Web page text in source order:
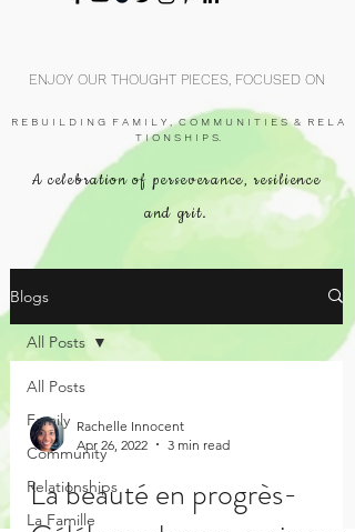
ENJOY OUR THOUGHT PIECES, FOCUSED ON
R E B U I L D I N G F A M I L Y , C O M M U N I T I E S & R E L A
T I O N S H I P S.
A celebration of perseverance, resilience
and grit.
Blogs
All Posts
Family
Community
Relationships
La Famille
All Posts
Rachelle Innocent
Apr 26, 2022
3 min read
La beauté en progrès-